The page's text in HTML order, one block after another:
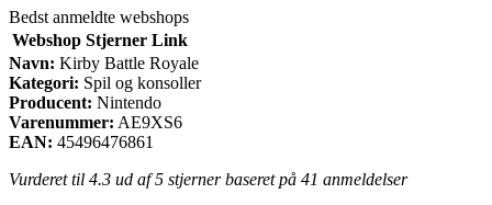
Bedst anmeldte webshops
Webshop Stjerner Link
Navn: Kirby Battle Royale
Kategori: Spil og konsoller
Producent: Nintendo
Varenummer: AE9XS6
EAN: 45496476861
Vurderet til 4.3 ud af 5 stjerner baseret på 41 anmeldelser